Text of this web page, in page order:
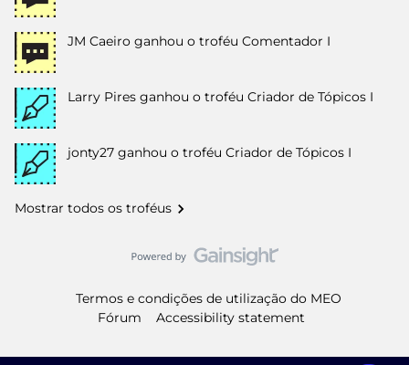
JM Caeiro ganhou o troféu Comentador I
Larry Pires ganhou o troféu Criador de Tópicos I
jonty27 ganhou o troféu Criador de Tópicos I
Mostrar todos os troféus
Termos e condições de utilização do MEO
Fórum
Accessibility statement